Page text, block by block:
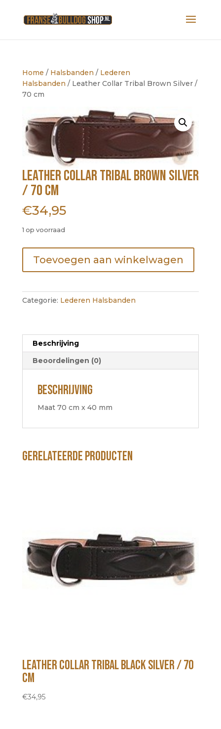
Home / Halsbanden / Lederen
Halsbanden / Leather Collar Tribal Brown Silver /
70 cm
Leather Collar Tribal Brown Silver
/ 70 cm
€34,95
1 op voorraad
Collar
Tribal
Silver
aantal
Toevoegen aan winkelwagen
Categorie: Lederen Halsbanden
Beschrijving
Beoordelingen (0)
Beschrijving
Maat 70 cm x 40 mm
Gerelateerde producten
Leather collar Tribal Black Silver / 70
cm
€34,95